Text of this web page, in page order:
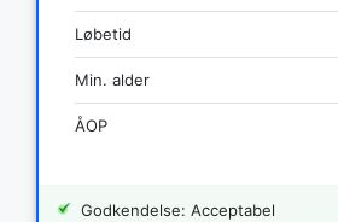
Løbetid
Min. alder
ÅOP
Godkendelse: Acceptabel